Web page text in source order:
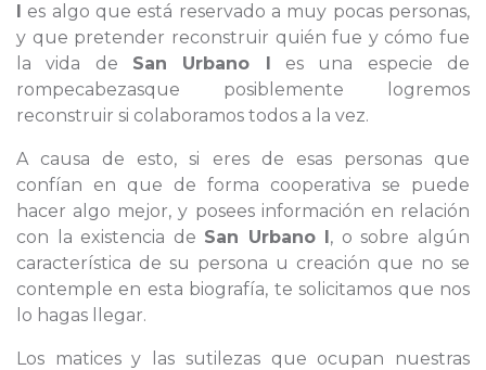
I es algo que está reservado a muy pocas personas,
y que pretender reconstruir quién fue y cómo fue
la vida de San Urbano I es una especie de
rompecabezasque posiblemente logremos
reconstruir si colaboramos todos a la vez.
A causa de esto, si eres de esas personas que
confían en que de forma cooperativa se puede
hacer algo mejor, y posees información en relación
con la existencia de San Urbano I, o sobre algún
característica de su persona u creación que no se
contemple en esta biografía, te solicitamos que nos
lo hagas llegar.
Los matices y las sutilezas que ocupan nuestras